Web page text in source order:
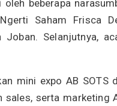
beberapa
Saham Frisca
Joban. Selanjutnya,
mini expo AB SOTS
sales, serta marketing